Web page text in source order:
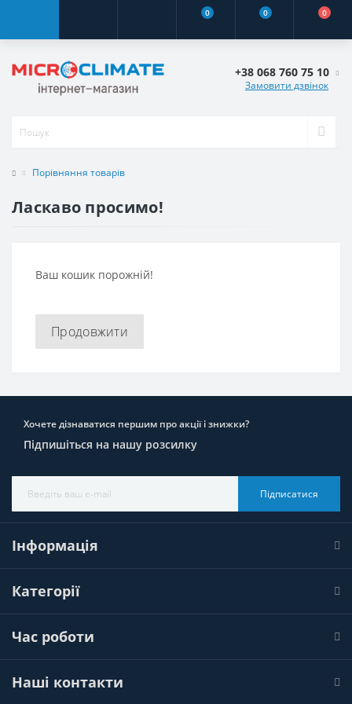
0 0 0
+38 068 760 75 10
Замовити дзвінок
Порівняння товарів
Ласкаво просимо!
Ваш кошик порожній!
Продовжити
Хочете дізнаватися першим про акції і знижки?
Підпишіться на нашу розсилку
Підписатися
Інформація
Категорії
Час роботи
Наші контакти